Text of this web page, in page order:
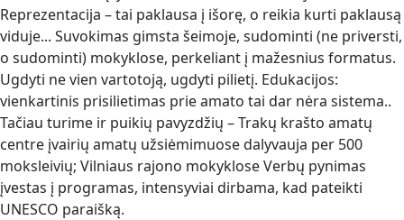
Reprezentacija – tai paklausa į išorę, o reikia kurti paklausą
viduje... Suvokimas gimsta šeimoje, sudominti (ne priversti,
o sudominti) mokyklose, perkeliant į mažesnius formatus.
Ugdyti ne vien vartotoją, ugdyti pilietį. Edukacijos:
vienkartinis prisilietimas prie amato tai dar nėra sistema..
Tačiau turime ir puikių pavyzdžių – Trakų krašto amatų
centre įvairių amatų užsiėmimuose dalyvauja per 500
moksleivių; Vilniaus rajono mokyklose Verbų pynimas
įvestas į programas, intensyviai dirbama, kad pateikti
UNESCO paraišką.